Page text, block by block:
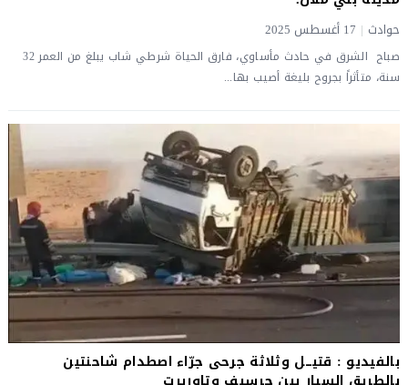
حوادث 17 أغسطس 2025
صباح الشرق في حادث مأساوي، فارق الحياة شرطي شاب يبلغ من العمر 32
سنة، متأثراً بجروح بليغة أصيب بها...
بالفيديو : قتيـــل وثلاثة جرحى جرّاء اصطدام شاحنتين